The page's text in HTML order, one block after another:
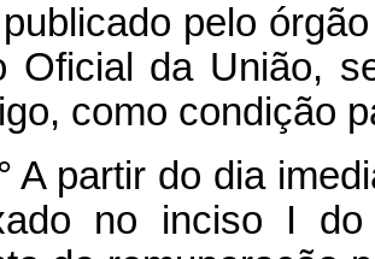
pelo órgão
Oficial da União,
como condição
do dia
no inciso I